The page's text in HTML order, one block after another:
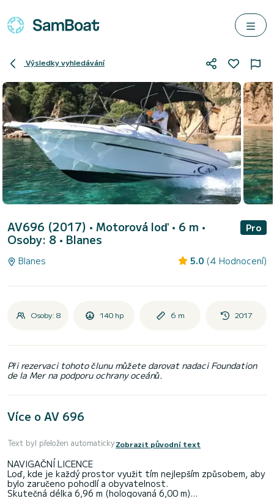
Výsledky vyhledávání
AV696 (2017) • Motorová loď • 6 m •
Osoby: 8 • Blanes
Pro
Blanes 5.0 (4 Hodnocení)
Osoby: 8 140 hp 6 m 2017
Při rezervaci tohoto člunu můžete darovat nadaci Foundation
de la Mer na podporu ochrany oceánů.
Více o AV 696
Text byl přeložen automatickyZobrazit původní text
NAVIGAČNÍ LICENCE
Loď, kde je každý prostor využit tím nejlepším způsobem, aby
bylo zaručeno pohodlí a obyvatelnost.
Skutečná délka 6,96 m (hologovaná 6,00 m)